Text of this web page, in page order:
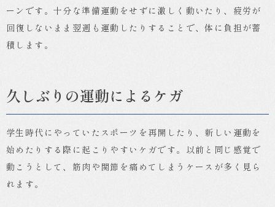
ーンです。十分な準備運動をせずに激しく動いたり、疲労が
回復しないまま翌週も運動したりすることで、体に負担が蓄
積します。
久しぶりの運動によるケガ
学生時代にやっていたスポーツを再開したり、新しい運動を
始めたりする際に起こりやすいケガです。以前と同じ感覚で
動こうとして、筋肉や関節を痛めてしまうケースが多く見ら
れます。